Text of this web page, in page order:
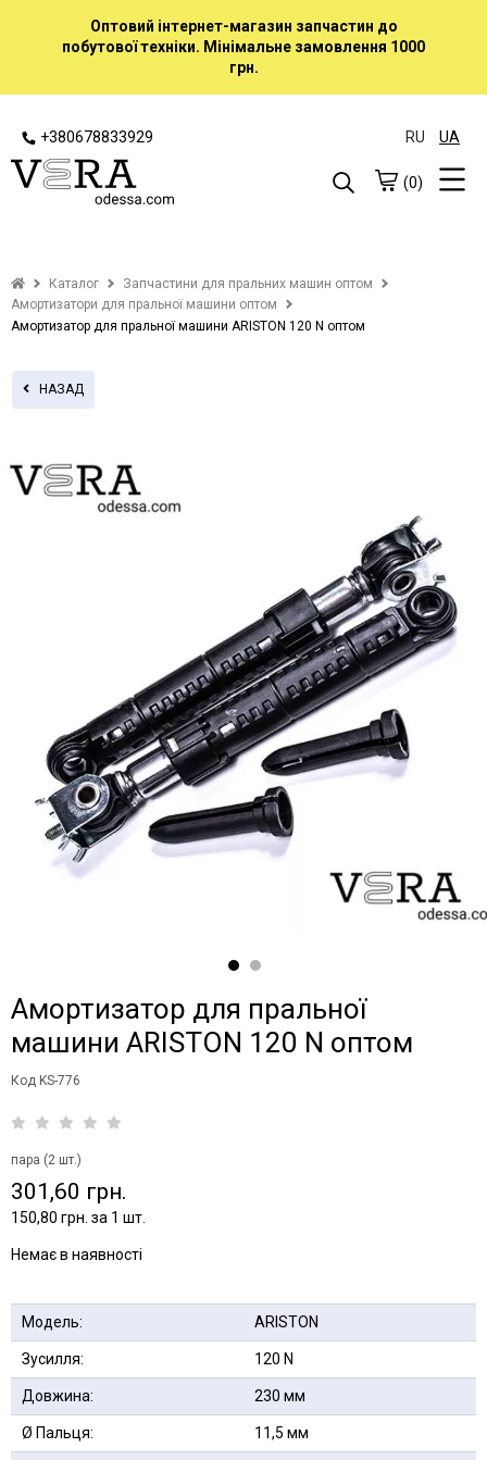
Оптовий інтернет-магазин запчастин до
побутової техніки. Мінімальне замовлення 1000
грн.
+380678833929 RU UA
(0)
Каталог
Запчастини для пральних машин оптом
Амортизатори для пральної машини оптом
Амортизатор для пральної машини ARISTON 120 N оптом
НАЗАД
Амортизатор для пральної
машини ARISTON 120 N оптом
Код KS-776
пара (2 шт.)
301,60 грн.
150,80 грн. за 1 шт.
Немає в наявності
Модель: ARISTON
Зусилля: 120 N
Довжина: 230 мм
Ø Пальця: 11,5 мм